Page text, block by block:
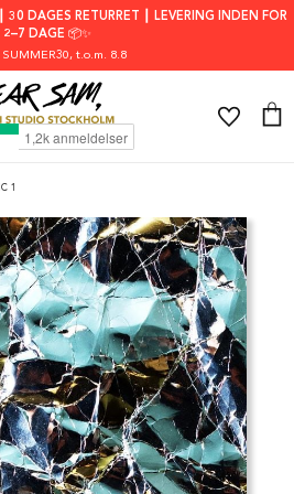
30 DAGES RETURRET ┃ LEVERING INDEN FOR
2–7 DAGE 📦✨
SUMMER30, t.o.m. 8.8
1